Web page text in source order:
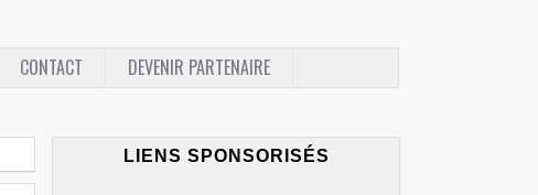
CONTACT
DEVENIR PARTENAIRE
LIENS SPONSORISÉS